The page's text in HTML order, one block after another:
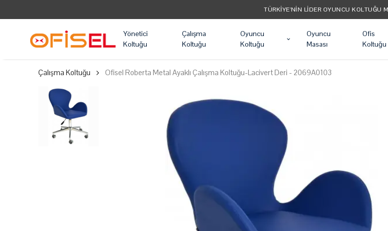
TÜM ÜRÜNLER ÜCRETSIZ KARGO
Yönetici
Koltuğu
Çalışma
Koltuğu
Oyuncu
Koltuğu
Oyuncu
Masası
Ofis
Koltuğu
Çalışma Koltuğu Ofisel Roberta Metal Ayaklı Çalışma Koltuğu-Lacivert Deri - 2069A0103